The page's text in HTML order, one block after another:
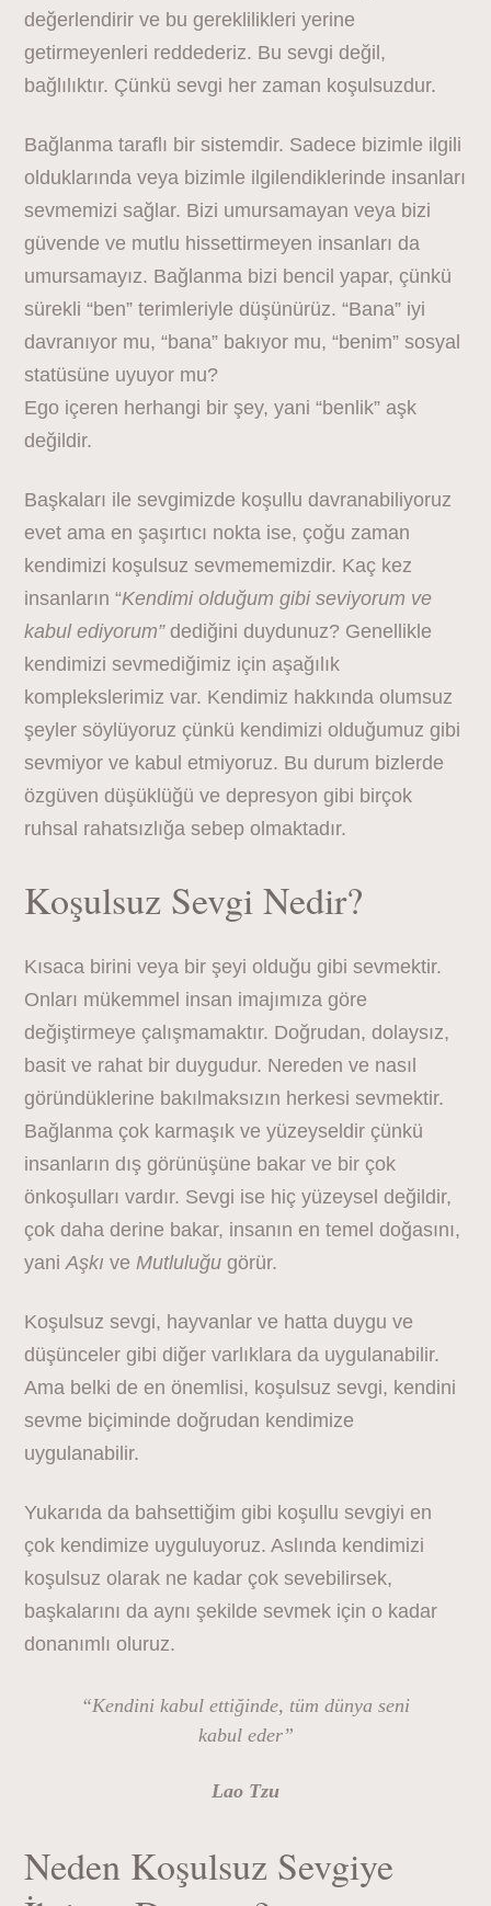
değerlendirir ve bu gereklilikleri yerine
getirmeyenleri reddederiz. Bu sevgi değil,
bağlılıktır. Çünkü sevgi her zaman koşulsuzdur.
Bağlanma taraflı bir sistemdir. Sadece bizimle ilgili
olduklarında veya bizimle ilgilendiklerinde insanları
sevmemizi sağlar. Bizi umursamayan veya bizi
güvende ve mutlu hissettirmeyen insanları da
umursamayız. Bağlanma bizi bencil yapar, çünkü
sürekli “ben” terimleriyle düşünürüz. “Bana” iyi
davranıyor mu, “bana” bakıyor mu, “benim” sosyal
statüsüne uyuyor mu?
Ego içeren herhangi bir şey, yani “benlik” aşk
değildir.
Başkaları ile sevgimizde koşullu davranabiliyoruz
evet ama en şaşırtıcı nokta ise, çoğu zaman
kendimizi koşulsuz sevmememizdir. Kaç kez
insanların “Kendimi olduğum gibi seviyorum ve
kabul ediyorum”dediğini duydunuz? Genellikle
kendimizi sevmediğimiz için aşağılık
komplekslerimiz var. Kendimiz hakkında olumsuz
şeyler söylüyoruz çünkü kendimizi olduğumuz gibi
sevmiyor ve kabul etmiyoruz. Bu durum bizlerde
özgüven düşüklüğü ve depresyon gibi birçok
ruhsal rahatsızlığa sebep olmaktadır.
Koşulsuz Sevgi Nedir?
Kısaca birini veya bir şeyi olduğu gibi sevmektir.
Onları mükemmel insan imajımıza göre
değiştirmeye çalışmamaktır. Doğrudan, dolaysız,
basit ve rahat bir duygudur. Nereden ve nasıl
göründüklerine bakılmaksızın herkesi sevmektir.
Bağlanma çok karmaşık ve yüzeyseldir çünkü
insanların dış görünüşüne bakar ve bir çok
önkoşulları vardır. Sevgi ise hiç yüzeysel değildir,
çok daha derine bakar, insanın en temel doğasını,
yaniAşkı ve Mutluluğu görür.
Koşulsuz sevgi, hayvanlar ve hatta duygu ve
düşünceler gibi diğer varlıklara da uygulanabilir.
Ama belki de en önemlisi, koşulsuz sevgi, kendini
sevme biçiminde doğrudan kendimize
uygulanabilir.
Yukarıda da bahsettiğim gibi koşullu sevgiyi en
çok kendimize uyguluyoruz. Aslında kendimizi
koşulsuz olarak ne kadar çok sevebilirsek,
başkalarını da aynı şekilde sevmek için o kadar
donanımlı oluruz.
“Kendini kabul ettiğinde, tüm dünya seni
kabul eder”
Lao Tzu
Neden Koşulsuz Sevgiye